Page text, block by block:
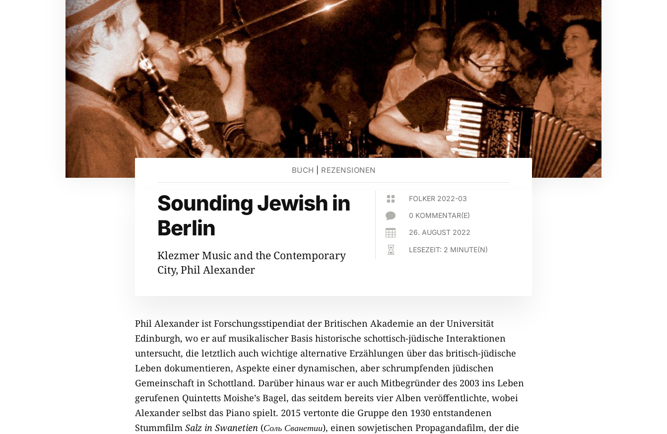
BUCH REZENSIONEN
Sounding Jewish in
Berlin
Klezmer Music and the Contemporary
City, Phil Alexander
 FOLKER 2022-03
 0 KOMMENTAR(E)
 26. AUGUST 2022
 LESEZEIT: 2 MINUTE(N)
Phil Alexander ist Forschungsstipendiat der Britischen Akademie an der Universität
Edinburgh, wo er auf musikalischer Basis historische schottisch-jüdische Interaktionen
untersucht, die letztlich auch wichtige alternative Erzählungen über das britisch-jüdische
Leben dokumentieren, Aspekte einer dynamischen, aber schrumpfenden jüdischen
Gemeinschaft in Schottland. Darüber hinaus war er auch Mitbegründer des 2003 ins Leben
gerufenen Quintetts Moishe’s Bagel, das seitdem bereits vier Alben veröffentlichte, wobei
Alexander selbst das Piano spielt. 2015 vertonte die Gruppe den 1930 entstandenen
Stummfilm Salz in Swanetien (Соль Сванетии), einen sowjetischen Propagandafilm, der die